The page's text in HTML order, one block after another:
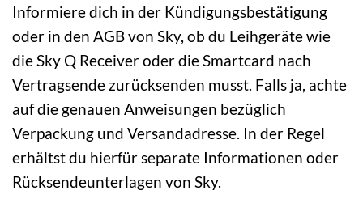
Informiere dich in der Kündigungsbestätigung
oder in den AGB von Sky, ob du Leihgeräte wie
die Sky Q Receiver oder die Smartcard nach
Vertragsende zurücksenden musst. Falls ja, achte
auf die genauen Anweisungen bezüglich
Verpackung und Versandadresse. In der Regel
erhältst du hierfür separate Informationen oder
Rücksendeunterlagen von Sky.